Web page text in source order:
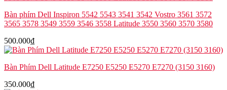
Bàn phím Dell Inspiron 5542 5543 3541 3542 Vostro 3561 3572
3565 3578 3549 3559 3546 3558 Latitude 3550 3560 3570 3580
500.000₫
Bàn Phím Dell Latitude E7250 E5250 E5270 E7270 (3150 3160)
350.000₫